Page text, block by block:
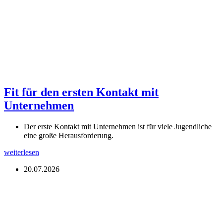
Fit für den ersten Kontakt mit
Unternehmen
Der erste Kontakt mit Unternehmen ist für viele Jugendliche
eine große Herausforderung.
weiterlesen
20.07.2026